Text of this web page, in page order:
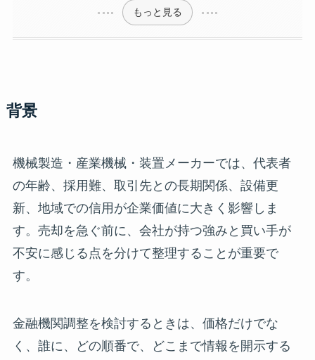
もっと見る
背景
機械製造・産業機械・装置メーカーでは、代表者
の年齢、採用難、取引先との長期関係、設備更
新、地域での信用が企業価値に大きく影響しま
す。売却を急ぐ前に、会社が持つ強みと買い手が
不安に感じる点を分けて整理することが重要で
す。
金融機関調整を検討するときは、価格だけでな
く、誰に、どの順番で、どこまで情報を開示する